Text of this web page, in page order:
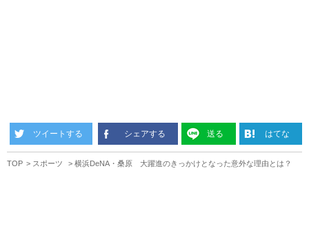
ツイートする シェアする 送る はてな
TOP スポーツ 横浜DeNA・桑原 大躍進のきっかけとなった意外な理由とは？